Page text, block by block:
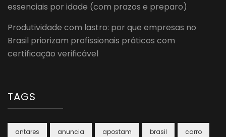
essenciais por idade (com prazos e preparo)
Produtividade com lastro: por que empresas no
Brasil priorizam profissionais práticos com
certificação verificável
TAGS
antares anuncia apostam brasil carro